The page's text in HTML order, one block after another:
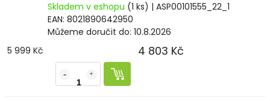
Skladem v eshopu (1 ks) | ASP00101555_22_1
EAN: 8021890642950
Můžeme doručit do: 10.8.2026
5 999 Kč
4 803 Kč